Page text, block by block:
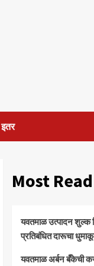
इतर
Most Read
यवतमाळ उत्पादन शुल्क
प्रतिबंधित दारूचा
​यवतमाळ अर्बन बँकेची